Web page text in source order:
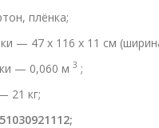
плёнка;
— 47 х 116 х 11 см
— 0,060 м 3 ;
21 кг;